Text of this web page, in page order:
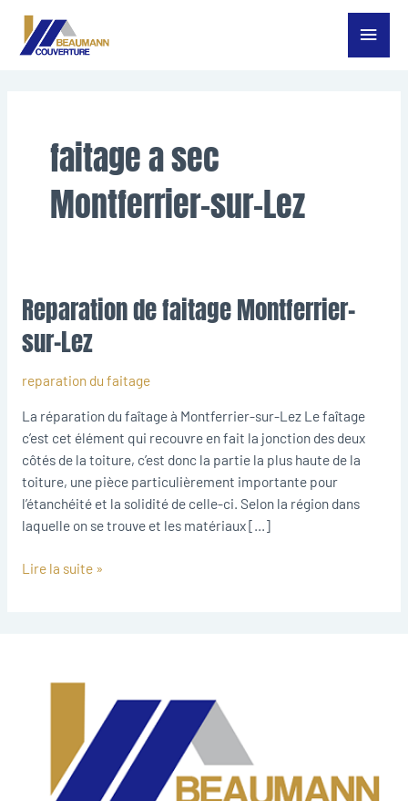
Aller
Menu
faitage a sec
Montferrier-sur-Lez
Reparation de faitage Montferrier-
sur-Lez
reparation du faitage
La réparation du faîtage à Montferrier-sur-Lez Le faîtage
c’est cet élément qui recouvre en fait la jonction des deux
côtés de la toiture, c’est donc la partie la plus haute de la
toiture, une pièce particulièrement importante pour
l’étanchéité et la solidité de celle-ci. Selon la région dans
laquelle on se trouve et les matériaux […]
Reparation
de
faitage
sur-
Lez
Lire la suite »